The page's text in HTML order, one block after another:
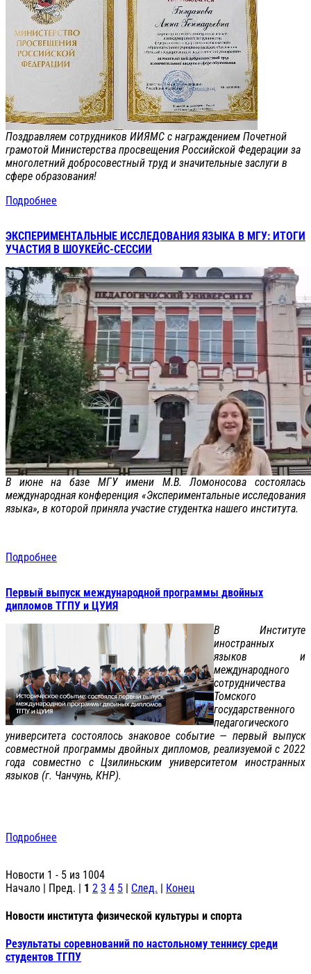
Поздравляем сотрудников ИИЯМС с награждением Почетной
грамотой Министерства просвещения Российской Федерации за
многолетний добросовестный труд и значительные заслуги в
сфере образования!
Подробнее
ЭКСПЕРИМЕНТАЛЬНЫЕ ИССЛЕДОВАНИЯ ЯЗЫКА В МГУ: ИТОГИ
УЧАСТИЯ В ШОУКЕЙС-СЕССИИ
В июне на базе МГУ имени М.В. Ломоносова состоялась
международная конференция «Экспериментальные исследования
языка», в которой приняла участие студентка нашего института.
Подробнее
Первый выпуск международной программы двойных
дипломов ТГПУ и ЦУИЯ
В Институте
иностранных
языков и
международного
сотрудничества
Томского
государственного
педагогического
университета состоялось знаковое событие — первый выпуск
совместной программы двойных дипломов, реализуемой с 2022
года совместно с Цзилиньским университетом иностранных
языков (г. Чанчунь, КНР).
Подробнее
Новости 1 - 5 из 1004
Начало | Пред. | 1 2 3 4 5 | След. | Конец
Новости института физической культуры и спорта
Результаты соревнований по настольному теннису среди
студентов ТГПУ